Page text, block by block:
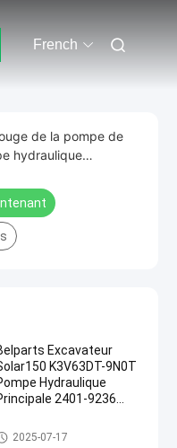
French
de la pompe de
hydraulique
Excavateur
K3V63DT-9N0T
Hydraulique
2401-9236
hydraulique d'excavatri
2025-07-17